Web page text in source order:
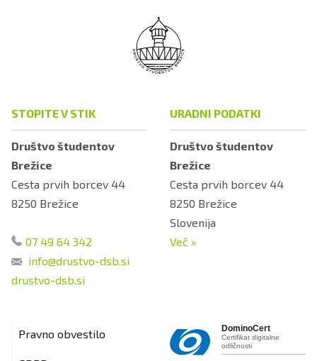
STOPITE V STIK
Društvo študentov
Brežice
Cesta prvih borcev 44
8250 Brežice
07 49 64 342
info@drustvo-dsb.si
drustvo-dsb.si
URADNI PODATKI
Društvo študentov
Brežice
Cesta prvih borcev 44
8250 Brežice
Slovenija
Več »
Pravno obvestilo DominoCert
Certifikat digitalne
odličnosti